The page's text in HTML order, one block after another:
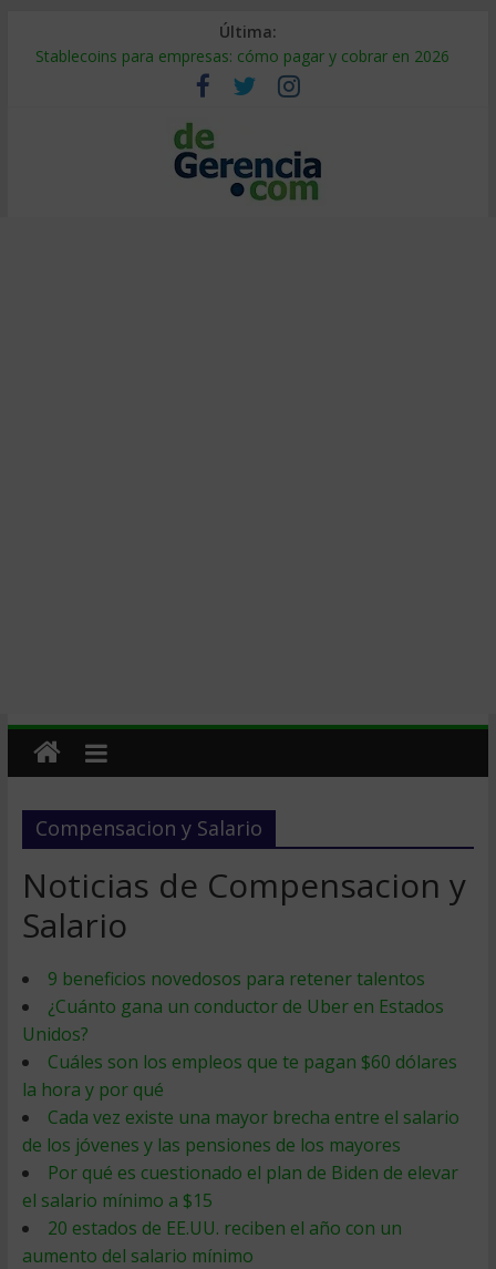
Última:
Stablecoins para empresas: cómo pagar y cobrar en 2026
Despido silencioso: qué es y por qué sale tan caro
IA en selección de personal: cómo auditarla a tiempo
Trabajo forzoso en la cadena de suministro: qué hacer
Mercado hispano de EE. UU.: cómo segmentarlo y venderle
Compensacion y Salario
Noticias de Compensacion y
Salario
9 beneficios novedosos para retener talentos
¿Cuánto gana un conductor de Uber en Estados
Unidos?
Cuáles son los empleos que te pagan $60 dólares
la hora y por qué
Cada vez existe una mayor brecha entre el salario
de los jóvenes y las pensiones de los mayores
Por qué es cuestionado el plan de Biden de elevar
el salario mínimo a $15
20 estados de EE.UU. reciben el año con un
aumento del salario mínimo